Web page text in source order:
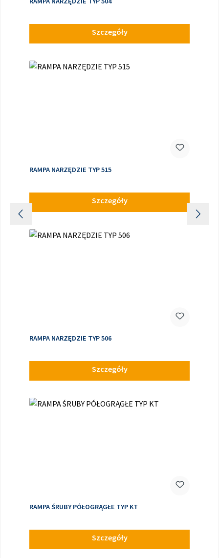
Szczegóły
RAMPA NARZĘDZIE TYP 515
Szczegóły
RAMPA NARZĘDZIE TYP 506
Szczegóły
RAMPA ŚRUBY PÓŁOGRĄGŁE TYP KT
Szczegóły